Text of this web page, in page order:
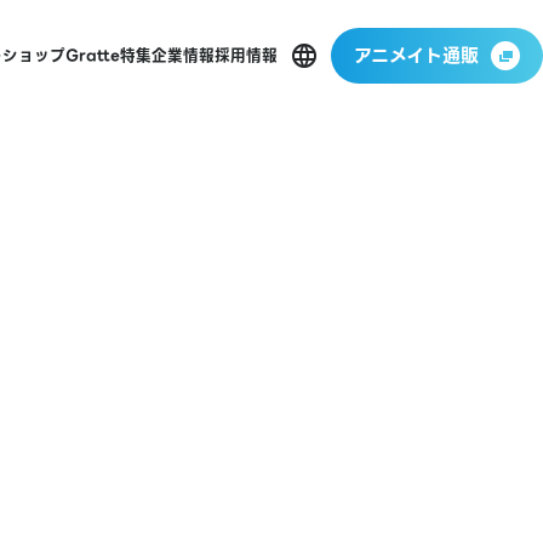
ョップGratte特集企業情報採用情報 アニメイト通販